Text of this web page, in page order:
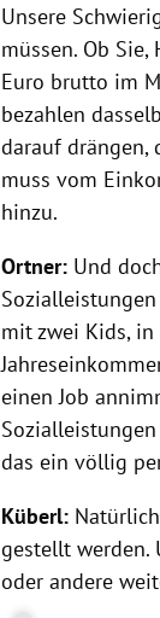
Unsere
müssen. Ob Sie,
Euro brutto im
bezahlen
darauf drängen,
muss vom
hinzu.
Ortner: Und
mit zwei Kids,
einen Job
das ein völlig
Küberl:
gestellt werden.
oder andere